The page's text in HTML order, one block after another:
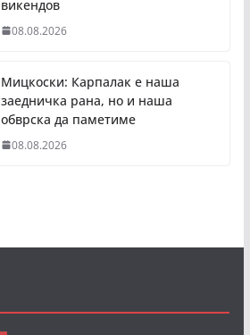
викендов
08.08.2026
Мицкоски: Карпалак е наша
заедничка рана, но и наша
обврска да паметиме
08.08.2026